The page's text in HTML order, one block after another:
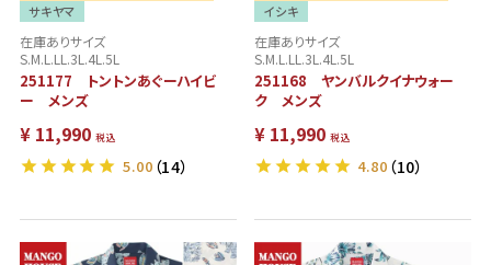
サキヤマ
在庫ありサイズ
S.M.L.LL.3L.4L.5L
251177 トントンあぐーハイビ
ー メンズ
¥ 11,990 税込
5.00 （14）
イシキ
在庫ありサイズ
S.M.L.LL.3L.4L.5L
251168 ヤンバルクイナウォー
ク メンズ
¥ 11,990 税込
4.80 （10）